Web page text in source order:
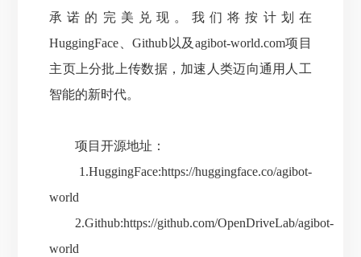
承诺的完美兑现。我们将按计划在
HuggingFace、Github以及agibot-world.com项目
主页上分批上传数据，加速人类迈向通用人工
智能的新时代。
项目开源地址：
1.HuggingFace:https://huggingface.co/agibot-
world
2.Github:https://github.com/OpenDriveLab/agibot-
world